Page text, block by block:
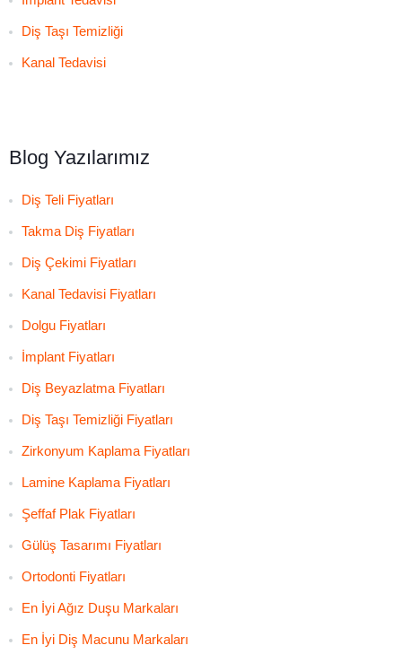
Diş Taşı Temizliği
Kanal Tedavisi
Blog Yazılarımız
Diş Teli Fiyatları
Takma Diş Fiyatları
Diş Çekimi Fiyatları
Kanal Tedavisi Fiyatları
Dolgu Fiyatları
İmplant Fiyatları
Diş Beyazlatma Fiyatları
Diş Taşı Temizliği Fiyatları
Zirkonyum Kaplama Fiyatları
Lamine Kaplama Fiyatları
Şeffaf Plak Fiyatları
Gülüş Tasarımı Fiyatları
Ortodonti Fiyatları
En İyi Ağız Duşu Markaları
En İyi Diş Macunu Markaları